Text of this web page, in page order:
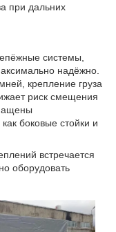
при дальних
системы,
надёжно.
крепление груза
риск смещения
боковые стойки и
встречается
оборудовать